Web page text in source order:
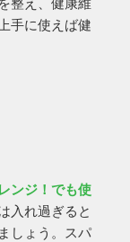
手に使えば健
ンジ！でも使
入れ過ぎると
しょう。スパ